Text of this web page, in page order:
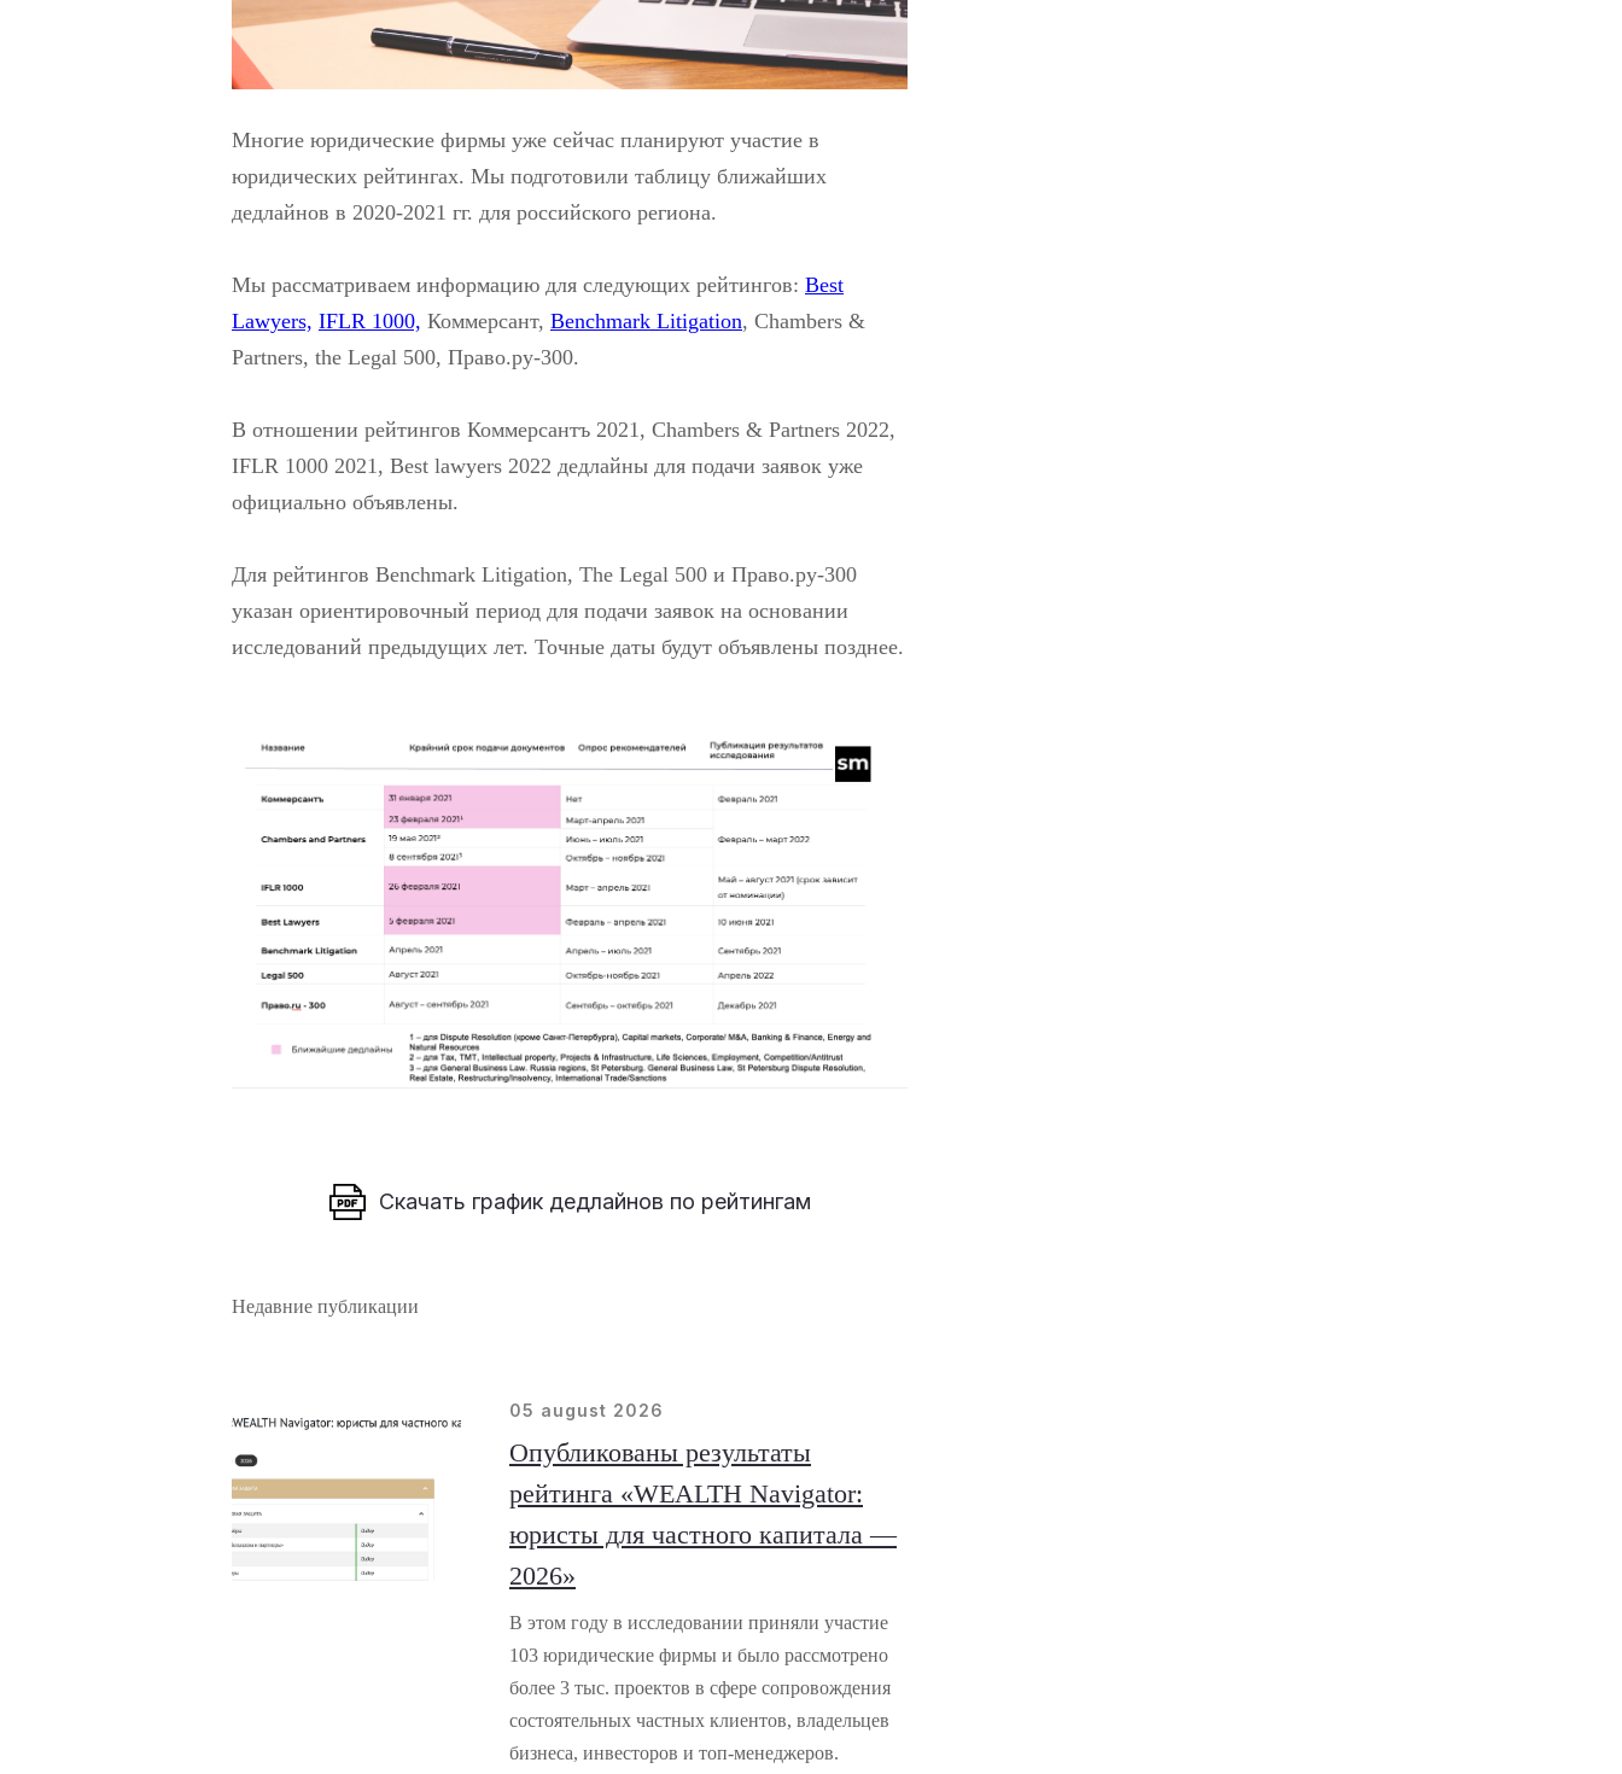
Многие юридические фирмы уже сейчас планируют участие в
юридических рейтингах. Мы подготовили таблицу ближайших
дедлайнов в 2020-2021 гг. для российского региона.
Мы рассматриваем информацию для следующих рейтингов: Best
Lawyers, IFLR 1000, Коммерсант, Benchmark Litigation, Chambers &
Partners, the Legal 500, Право.ру-300.
В отношении рейтингов Коммерсантъ 2021, Chambers & Partners 2022,
IFLR 1000 2021, Best lawyers 2022 дедлайны для подачи заявок уже
официально объявлены.
Для рейтингов Benchmark Litigation, The Legal 500 и Право.ру-300
указан ориентировочный период для подачи заявок на основании
исследований предыдущих лет. Точные даты будут объявлены позднее.
Скачать график дедлайнов по рейтингам
Недавние публикации
05 august 2026
Опубликованы результаты
рейтинга «WEALTH Navigator:
юристы для частного капитала —
2026»
В этом году в исследовании приняли участие
103 юридические фирмы и было рассмотрено
более 3 тыс. проектов в сфере сопровождения
состоятельных частных клиентов, владельцев
бизнеса, инвесторов и топ-менеджеров.